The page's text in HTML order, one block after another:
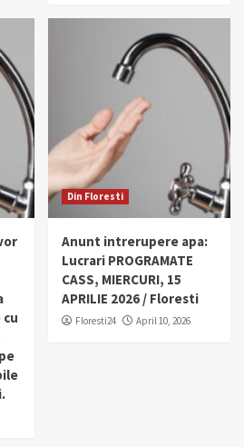
Din Floresti
Anunt intrerupere apa:
Lucrari PROGRAMATE
CASS, MIERCURI, 15
APRILIE 2026 / Floresti
Floresti24 April 10, 2026